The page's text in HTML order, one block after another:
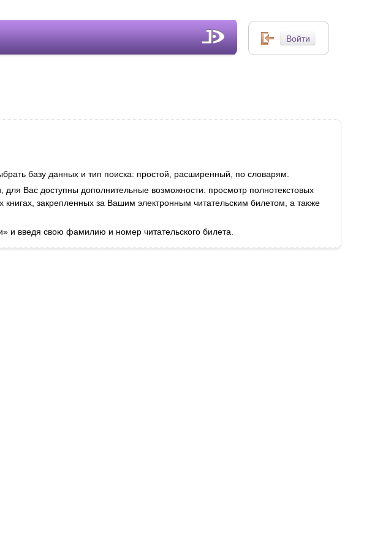
базу данных и тип поиска: простой, расширенный, по словарям.
Вас доступны дополнительные возможности: просмотр полнотекстовых
закрепленных за Вашим электронным читательским билетом, а также
и введя свою фамилию и номер читательского билета.